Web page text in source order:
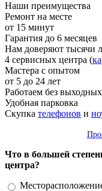
Наши преимущества
Ремонт на месте
от 15 минут
Гарантия до 6 месяцев
Нам доверяют тысячи
4 сервисных центра (
Мастера с опытом
от 5 до 24 лет
Работаем без выходных
Удобная парковка
Скупка телефонов и
Что в большей
центра?
Варианты